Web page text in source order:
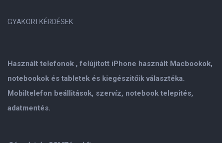
Használt telefonok , felújitott iPhone használt Macbookok,
notebookok és tabletek és kiegészitőik választéka.
Mobiltelefon beállitások, szervíz, notebook telepités,
adatmentés.
GYAKORI KÉRDÉSEK